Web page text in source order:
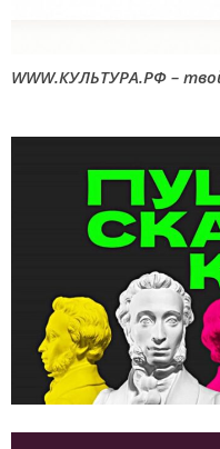
WWW.КУЛЬТУРА.РФ –